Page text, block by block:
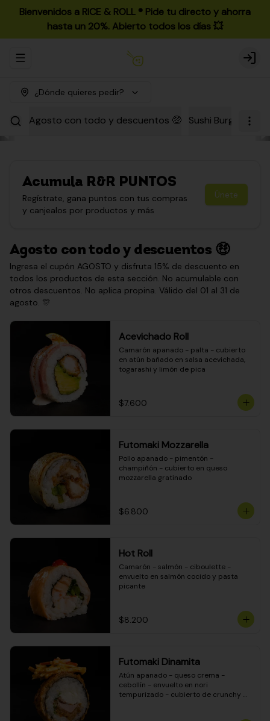
Bienvenidos a RICE & ROLL ®️ Pide tu directo y ahorra
hasta un 20%. Abierto todos los días 💥
Abrir menu de navegación Login
¿Dónde quieres pedir?
Agosto con todo y descuentos 🤑 Sushi Burgers
Acumula R&R PUNTOS
Regístrate, gana puntos con tus compras
y canjealos por productos y más
Únete
Agosto con todo y descuentos 🤑
Ingresa el cupón AGOSTO y disfruta 15% de descuento en
todos los productos de esta sección. No acumulable con
otros descuentos. No aplica propina. Válido del 01 al 31 de
agosto. 🎊
Acevichado Roll
Camarón apanado - palta - cubierto
en atún bañado en salsa acevichada,
togarashi y limón de pica
$7.600
Futomaki Mozzarella
Pollo apanado - pimentón -
champiñón - cubierto en queso
mozzarella gratinado
$6.800
Hot Roll
Camarón - salmón - ciboulette -
envuelto en salmón cocido y pasta
picante
$8.200
Futomaki Dinamita
Atún apanado - queso crema -
cebollín - envuelto en nori
tempurizado - cubierto de crunchy